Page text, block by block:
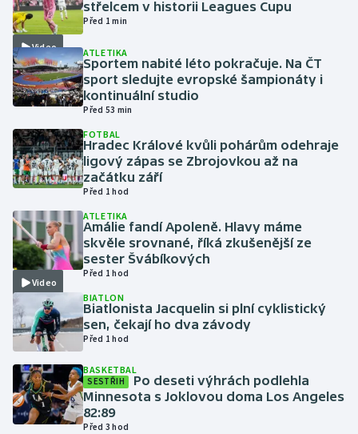
Házená
Jezdectví
Judo
Krasobruslení
Lezení
Lyže a snowboard
Moderní pětiboj
Motorsport
Olympijské hry
Parasport
Plavání
Video
střelcem v historii Leagues Cupu
Před 1 min
ATLETIKA
Sportem nabité léto pokračuje. Na ČT
sport sledujte evropské šampionáty i
kontinuální studio
Před 53 min
FOTBAL
Hradec Králové kvůli pohárům odehraje
ligový zápas se Zbrojovkou až na
začátku září
Před 1 hod
Video
ATLETIKA
Amálie fandí Apoleně. Hlavy máme
skvěle srovnané, říká zkušenější ze
sester Švábíkových
Před 1 hod
BIATLON
Biatlonista Jacquelin si plní cyklistický
sen, čekají ho dva závody
Před 1 hod
BASKETBAL
SESTŘIH
Po deseti výhrách podlehla
Minnesota s Joklovou doma Los Angeles
82:89
Před 3 hod